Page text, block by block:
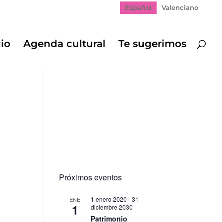
Español Valenciano
Agenda cultural Te sugerimos
Próximos eventos
ENE
1
1 enero 2020 -31
diciembre 2030
Patrimonio